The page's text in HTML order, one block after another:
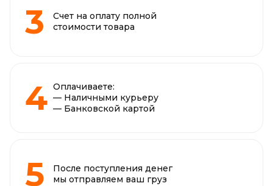
Счет на оплату полной
стоимости товара
Оплачиваете:
— Наличными курьеру
— Банковской картой
После поступления денег
мы отправляем ваш груз